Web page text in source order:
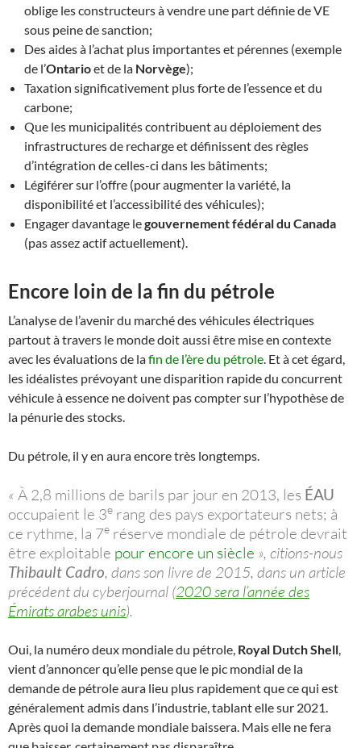
oblige les constructeurs à vendre une part définie de VE
sous peine de sanction;
Des aides à l’achat plus importantes et pérennes (exemple
de l’Ontarioet de la Norvège);
Taxation significativement plus forte de l’essence et du
carbone;
Que les municipalités contribuent au déploiement des
infrastructures de recharge et définissent des règles
d’intégration de celles-ci dans les bâtiments;
Légiférer sur l’offre (pour augmenter la variété, la
disponibilité et l’accessibilité des véhicules);
Engager davantage legouvernement fédéral du Canada
(pas assez actif actuellement).
Encore loin de la fin du pétrole
L’analyse de l’avenir du marché des véhicules électriques
partout à travers le monde doit aussi être mise en contexte
avec les évaluations de lafin de l’ère du pétrole. Et à cet égard,
les idéalistes prévoyant une disparition rapide du concurrent
véhicule à essence ne doivent pas compter sur l’hypothèse de
la pénurie des stocks.
Du pétrole, il y en aura encore très longtemps.
« À 2,8 millions de barils par jour en 2013, les ÉAU
occupaient le 3e rang des pays exportateurs nets; à
ce rythme, la 7e réserve mondiale de pétrole devrait
être exploitable pour encore un siècle », citions-nous
Thibault Cadro, dans son livre de 2015, dans un article
précédent du cyberjournal (2020 sera l’année des
Émirats arabes unis).
Oui, la numéro deux mondiale du pétrole, Royal Dutch Shell,
vient d’annoncer qu’elle pense que le pic mondial de la
demande de pétrole aura lieu plus rapidement que ce qui est
généralement admis dans l’industrie, tablant elle sur 2021.
Après quoi la demande mondiale baissera. Mais elle ne fera